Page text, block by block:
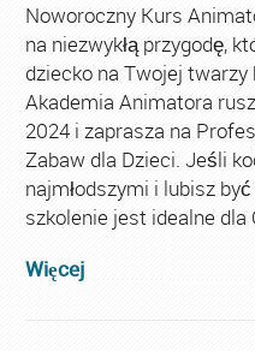
Noworoczny Kurs
na niezwykłą przygodę,
dziecko na Twojej twarzy
Akademia Animatora
2024 i zaprasza na
Zabaw dla Dzieci. Jeśli
najmłodszymi i lubisz
szkolenie jest idealne dla
Więcej